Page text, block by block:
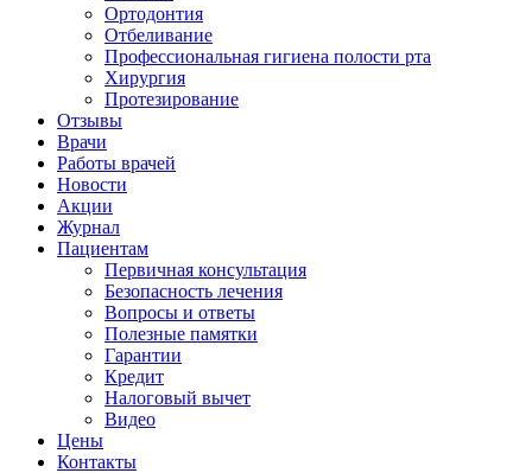
Ортодонтия
Отбеливание
Профессиональная гигиена полости рта
Хирургия
Протезирование
Отзывы
Врачи
Работы врачей
Новости
Акции
Журнал
Пациентам
Первичная консультация
Безопасность лечения
Вопросы и ответы
Полезные памятки
Гарантии
Кредит
Налоговый вычет
Видео
Цены
Контакты